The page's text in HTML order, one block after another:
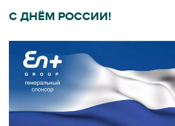
Вход
С ДНЁМ РОССИИ!